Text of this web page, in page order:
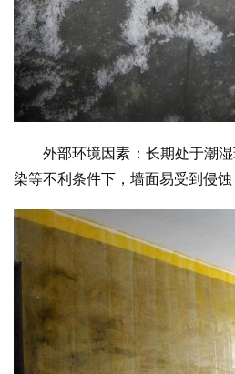
外部环境因素：长期处于潮
染等不利条件下，墙面易受到侵蚀